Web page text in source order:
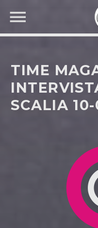
CERCA
TIME
SCALIA